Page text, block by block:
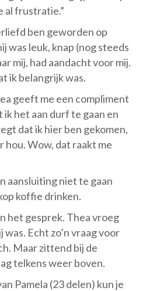
al frustratie.”
ben geworden op
was leuk, knap (nog steeds
mij, had aandacht voor mij.
ik belangrijk was.
geeft me een compliment
ik het aan durf te gaan en
dat ik hier ben gekomen,
hou. Wow, dat raakt me
aansluiting niet te gaan
koffie drinken.
het gesprek. Thea vroeg
Echt zo’n vraag voor
Maar zittend bij de
telkens weer boven.
Pamela (23 delen) kun je